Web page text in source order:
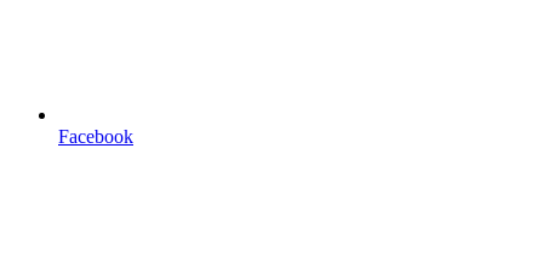
Facebook